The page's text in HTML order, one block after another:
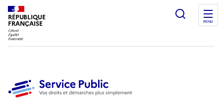
RÉPUBLIQUE
FRANÇAISE
Ouvrir
MENU